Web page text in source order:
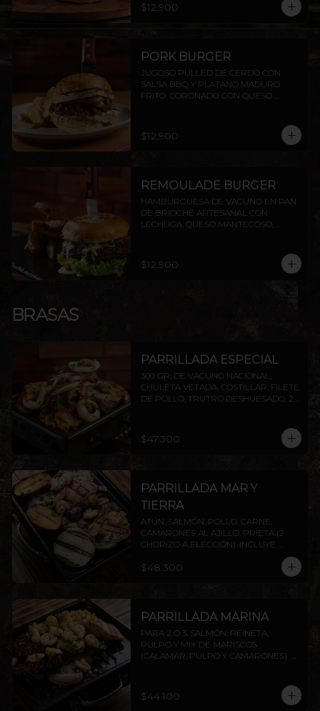
HONEY MUSTARD.INCLUYE PAPAS
$12.900
PORK BURGER
JUGOSO PULLED DE CERDO CON
SALSA BBQ Y PLATANO MADURO
FRITO, CORONADO CON QUESO
$12.900
REMOULADE BURGER
HAMBURGUESA DE VACUNO EN PAN
DE BRIOCHE ARTESANAL CON
LECHUGA, QUESO MANTECOSO,
$12.900
BRASAS
PARRILLADA ESPECIAL
300 GR. DE VACUNO NACIONAL,
CHULETA VETADA, COSTILLAR, FILETE
DE POLLO, TRUTRO DESHUESADO, 2
$47.300
PARRILLADA MAR Y
TIERRA
ATÚN, SALMÓN, POLLO, CARNE,
CAMARONES AL AJILLO, PRIETA (2
CHORIZO A ELECCIÓN). INCLUYE
$48.300
PARRILLADA MARINA
PARA 2 O 3. SALMÓN, REINETA,
PULPO Y MIX DE MARISCOS
(CALAMAR, PULPO Y CAMARONES)
ELECCIÓN.
$44.100